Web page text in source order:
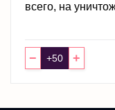
всего, на
− +